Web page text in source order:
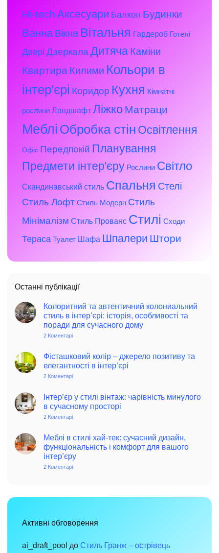
Hi-tech Аксесуари Балкон Будинки
Ванна Вікна Вітальня Гардероб Готелі
Двері Дзеркала Дитяча Каміни
Квартира Килими Кольори в
інтер'єрі Коридор Кухня Кімнатні
рослини Ландшафт Ліжко Матраци
Меблі Обробка стін Освітлення
Офіс Передпокій Планування
Предмети інтер'єру Рослини Світло
Скандинавський стиль Спальня Стелі
Стиль Лофт Стиль Модерн Стиль
Мінімалізм Стиль Прованс Стилі Сходи
Тераса Туалет Шафа Шпалери Штори
Останні публікації
Колоритний та автентичний колониальний
стиль в інтер’єрі: історія, особливості та
поради для сучасного дому
2 Коментарі
автентичний
колониальний
стиль
особливості
та
поради
Фісташковий колір – джерело позитиву та
елегантності в інтер’єрі
2 Коментарі
–
джерело
позитиву
інтер’єрі
Інтер’єр у стилі вінтаж: чарівність минулого
в сучасному просторі
2 Коментарі
стилі
вінтаж:
чарівність
минулого
в
Меблі в стилі хай-тек: сучасний дизайн,
функціональність і комфорт для вашого
інтер’єру
2 Коментарі
тек:
і
вашого
інтер’єру
Активні обговорення
ai_draft_pool до Стиль Гранж – острівець